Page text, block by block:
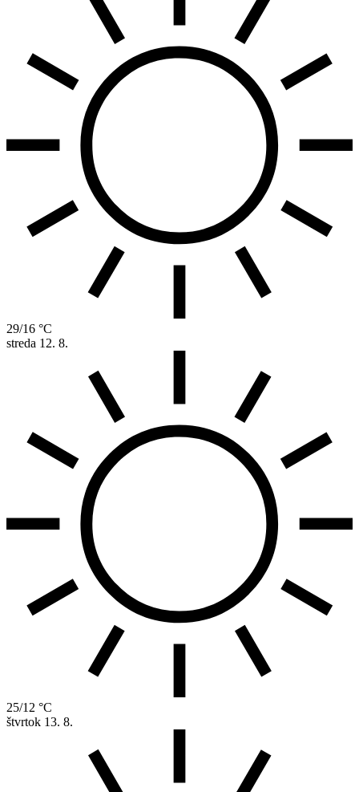
29/16 °C
streda 12. 8.
25/12 °C
štvrtok 13. 8.